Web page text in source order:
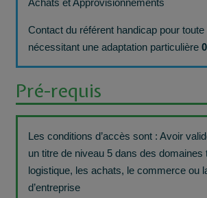
Achats et Approvisionnements
Contact du référent handicap pour toute
nécessitant une adaptation particulière
Pré-requis
Les conditions d’accès sont : Avoir
un titre de niveau 5 dans des domaines
logistique, les achats, le commerce ou
d’entreprise